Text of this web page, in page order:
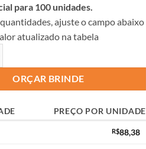
para 100 unidades.
ajuste o campo abaixo
atualizado na tabela
ORÇAR BRINDE
PREÇO POR UNIDADE
R$88,38